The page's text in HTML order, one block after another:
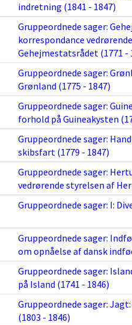
indretning (1841 - 1847)
Gruppeordnede sager:
korrespondance
Gehejmestatsrådet (1771 -
Gruppeordnede sager:
Grønland (1775 - 1847)
Gruppeordnede sager:
forhold på Guineakysten
Gruppeordnede sager:
skibsfart (1779 - 1847)
Gruppeordnede sager:
vedrørende styrelsen af
Gruppeordnede sager: I:
Gruppeordnede sager:
om opnåelse af dansk
Gruppeordnede sager:
på Island (1741 - 1846)
Gruppeordnede sager:
(1803 - 1846)